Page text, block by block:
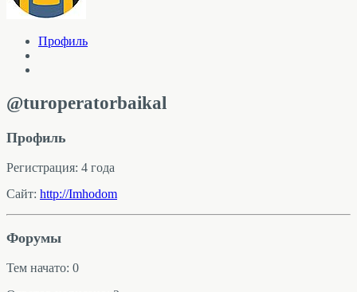
Профиль
@turoperatorbaikal
Профиль
Регистрация: 4 года
Сайт: http://Imhodom
Форумы
Тем начато: 0